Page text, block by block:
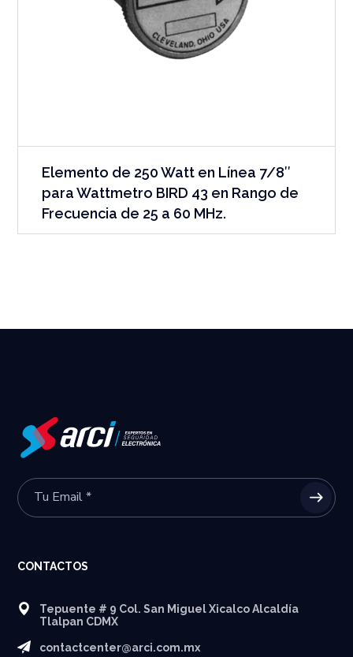
Elemento de 250 Watt en Línea 7/8″
para Wattmetro BIRD 43 en Rango de
Frecuencia de 25 a 60 MHz.
CONTACTOS
Tepuente # 9 Col. San Miguel Xicalco Alcaldía
Tlalpan CDMX
contactcenter@arci.com.mx